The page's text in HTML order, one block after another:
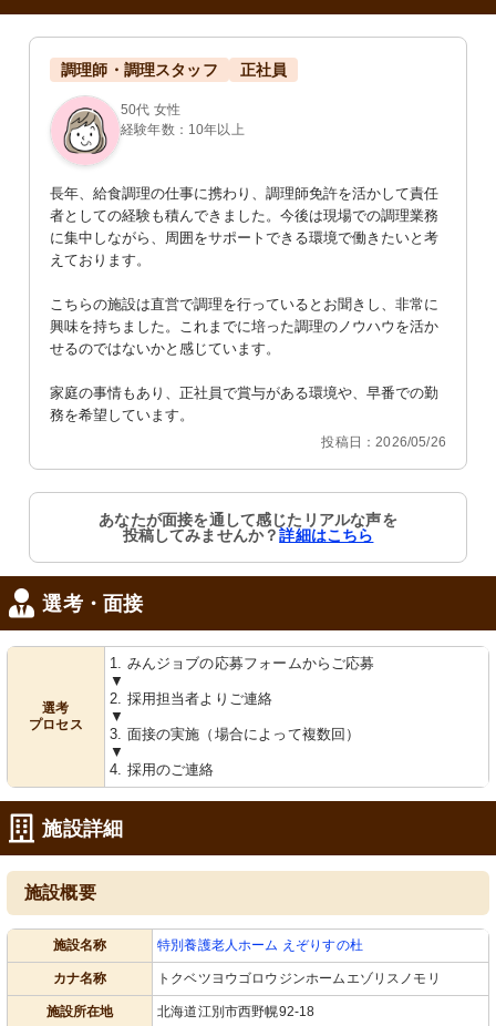
調理師・調理スタッフ 正社員
50代 女性
経験年数：10年以上
長年、給食調理の仕事に携わり、調理師免許を活かして責任
者としての経験も積んできました。今後は現場での調理業務
に集中しながら、周囲をサポートできる環境で働きたいと考
えております。
こちらの施設は直営で調理を行っているとお聞きし、非常に
興味を持ちました。これまでに培った調理のノウハウを活か
せるのではないかと感じています。
家庭の事情もあり、正社員で賞与がある環境や、早番での勤
務を希望しています。
投稿日：2026/05/26
あなたが面接を通して感じたリアルな声を
投稿してみませんか？詳細はこちら
選考・面接
選考
プロセス
1. みんジョブの応募フォームからご応募
▼
2. 採用担当者よりご連絡
▼
3. 面接の実施（場合によって複数回）
▼
4. 採用のご連絡
施設詳細
施設概要
施設名称 特別養護老人ホーム えぞりすの杜
カナ名称 トクベツヨウゴロウジンホームエゾリスノモリ
施設所在地 北海道江別市西野幌92-18